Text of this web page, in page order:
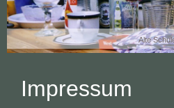
Alte
Impressum